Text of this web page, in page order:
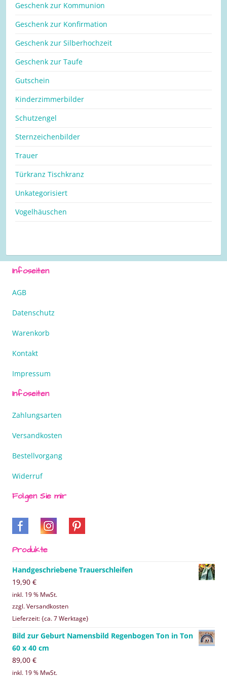
Geschenk zur Kommunion
Geschenk zur Konfirmation
Geschenk zur Silberhochzeit
Geschenk zur Taufe
Gutschein
Kinderzimmerbilder
Schutzengel
Sternzeichenbilder
Trauer
Türkranz Tischkranz
Unkategorisiert
Vogelhäuschen
Infoseiten
AGB
Datenschutz
Warenkorb
Kontakt
Impressum
Infoseiten
Zahlungsarten
Versandkosten
Bestellvorgang
Widerruf
Folgen Sie mir
Produkte
Handgeschriebene Trauerschleifen
19,90 €
inkl. 19 % MwSt.
zzgl. Versandkosten
Lieferzeit: {ca. 7 Werktage}
Bild zur Geburt Namensbild Regenbogen Ton in Ton
60 x 40 cm
89,00 €
inkl. 19 % MwSt.